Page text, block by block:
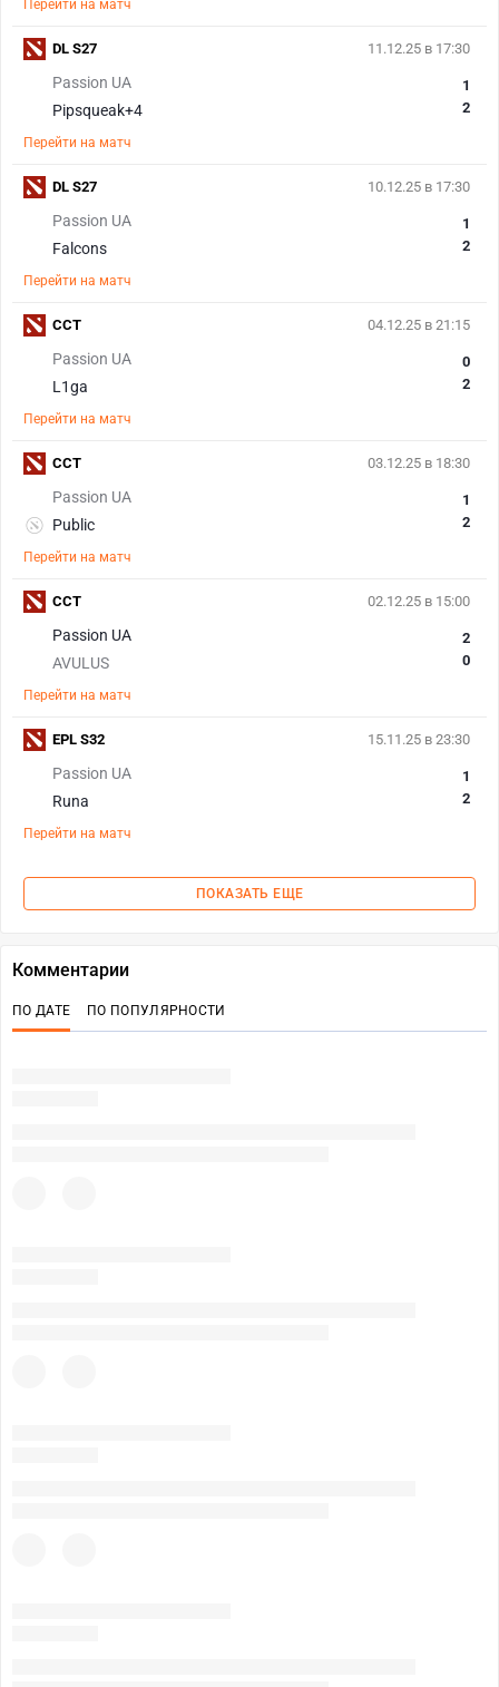
Перейти на матч
11.12.25 в 17:30
Passion UA
Pipsqueak+4
1
2
Перейти на матч
DL S27
10.12.25 в 17:30
Passion UA
Falcons
1
2
Перейти на матч
DL S27
04.12.25 в 21:15
Passion UA
L1ga
0
2
Перейти на матч
CCT
03.12.25 в 18:30
Passion UA
Public
1
2
Перейти на матч
CCT
02.12.25 в 15:00
Passion UA
AVULUS
2
0
Перейти на матч
CCT
15.11.25 в 23:30
Passion UA
Runa
1
2
Перейти на матч
EPL S32
ПОКАЗАТЬ ЕЩЕ
Комментарии
ПО ДАТЕ ПО ПОПУЛЯРНОСТИ